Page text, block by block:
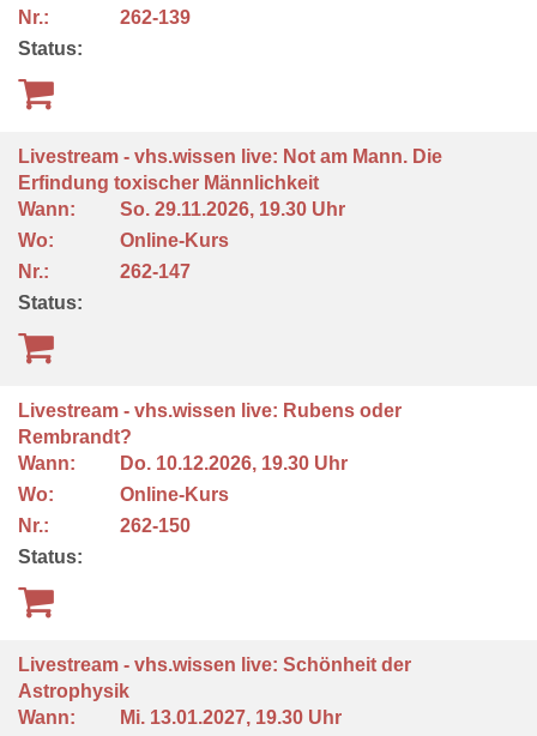
Nr.:
262-139
Status:
Livestream - vhs.wissen live: Not am Mann. Die
Erfindung toxischer Männlichkeit
Wann:
So. 29.11.2026, 19.30 Uhr
Wo:
Online-Kurs
Nr.:
262-147
Status:
Livestream - vhs.wissen live: Rubens oder
Rembrandt?
Wann:
Do. 10.12.2026, 19.30 Uhr
Wo:
Online-Kurs
Nr.:
262-150
Status:
Livestream - vhs.wissen live: Schönheit der
Astrophysik
Wann:
Mi. 13.01.2027, 19.30 Uhr